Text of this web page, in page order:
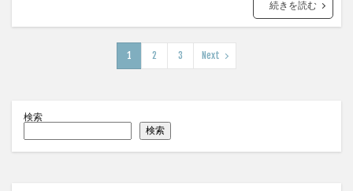
続きを読む
1 2 3 Next
検索
検索